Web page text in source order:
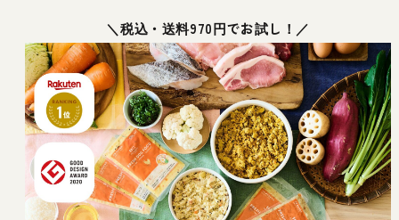
＼税込・送料970円でお試し！／